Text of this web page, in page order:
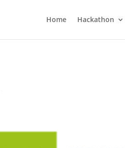
Home Hackathon